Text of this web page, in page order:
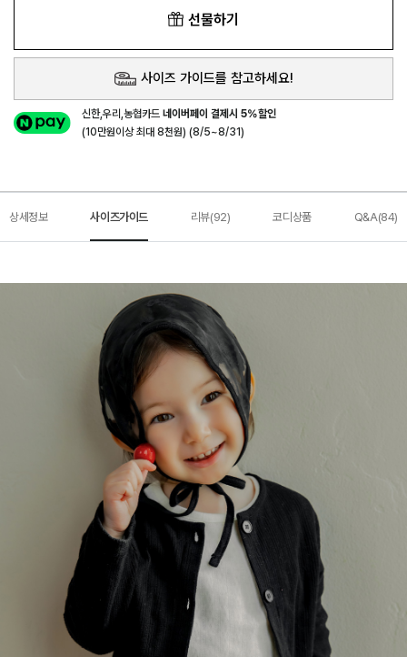
선물하기
사이즈 가이드를 참고하세요!
신한,우리,농협카드네이버페이 결제시 5%할인
(10만원이상 최대 8천원) (8/5~8/31)
상세정보 사이즈가이드 리뷰(92) 코디상품 Q&A(84)